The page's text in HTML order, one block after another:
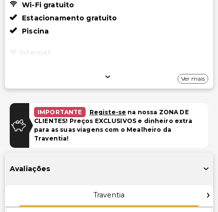
Wi-Fi gratuito
Estacionamento gratuito
Piscina
Estacionamento
Estacionamento gratuito
Estacionamento gratuito nas proximidades
Piscina ao ar livre sazonal
Ver mais
IMPORTANTE Registe-se na nossa ZONA DE
CLIENTES! Preços EXCLUSIVOS e dinheiro extra
para as suas viagens com o Mealheiro da
Traventia!
Avaliações
Traventia